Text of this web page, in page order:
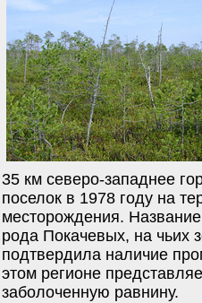
35 км северо-западнее
поселок в 1978 году на
месторождения.
рода Покачевых, на чьих
подтвердила наличие
этом регионе
заболоченную равнину.